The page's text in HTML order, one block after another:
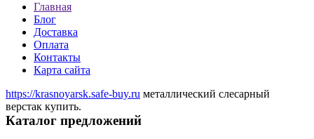
Главная
Блог
Доставка
Оплата
Контакты
Карта сайта
https://krasnoyarsk.safe-buy.ru металлический слесарный
верстак купить.
Каталог предложений